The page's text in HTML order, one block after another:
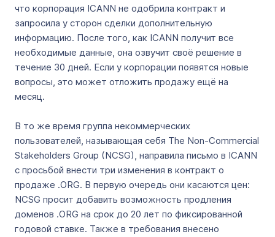
что корпорация ICANN не одобрила контракт и
запросила у сторон сделки дополнительную
информацию. После того, как ICANN получит все
необходимые данные, она озвучит своё решение в
течение 30 дней. Если у корпорации появятся новые
вопросы, это может отложить продажу ещё на
месяц.
В то же время группа некоммерческих
пользователей, называющая себя The Non-Commercial
Stakeholders Group (NCSG), направила письмо в ICANN
с просьбой внести три изменения в контракт о
продаже .ORG. В первую очередь они касаются цен:
NCSG просит добавить возможность продления
доменов .ORG на срок до 20 лет по фиксированной
годовой ставке. Также в требования внесено